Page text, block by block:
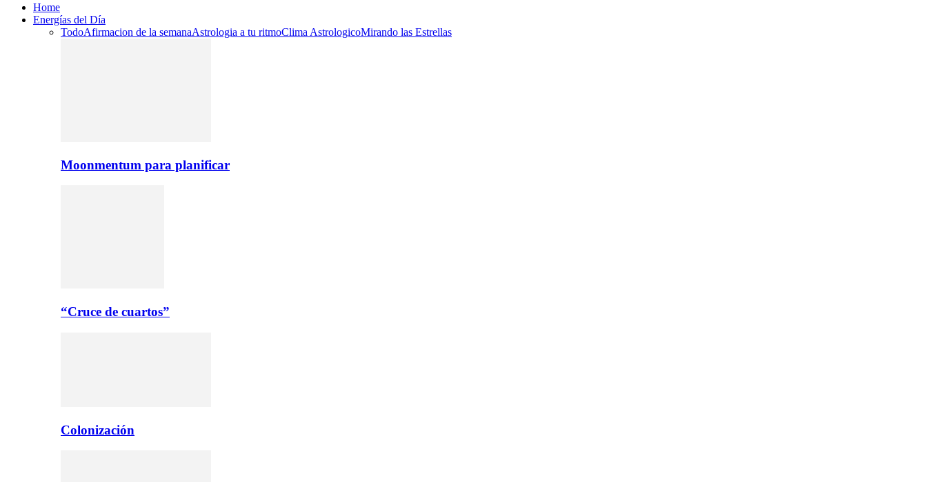
Home
Energías del Día
TodoAfirmacion de la semanaAstrologia a tu ritmoClima AstrologicoMirando las Estrellas
Moonmentum para planificar
“Cruce de cuartos”
Colonización